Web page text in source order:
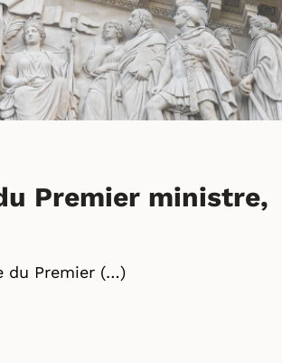
Premier ministre,
du Premier (…)